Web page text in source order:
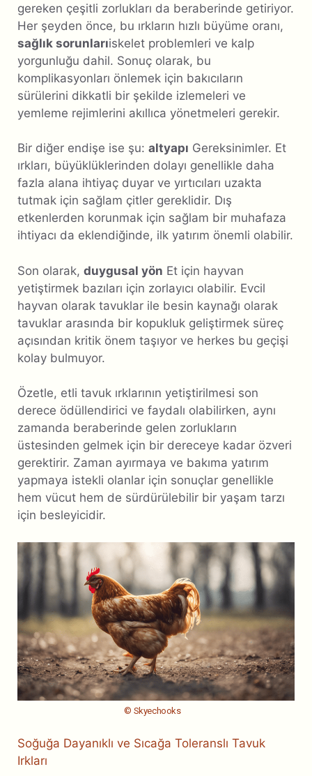
gereken çeşitli zorlukları da beraberinde getiriyor.
Her şeyden önce, bu ırkların hızlı büyüme oranı,
sağlık sorunlarıiskelet problemleri ve kalp
yorgunluğu dahil. Sonuç olarak, bu
komplikasyonları önlemek için bakıcıların
sürülerini dikkatli bir şekilde izlemeleri ve
yemleme rejimlerini akıllıca yönetmeleri gerekir.
Bir diğer endişe ise şu: altyapı Gereksinimler. Et
ırkları, büyüklüklerinden dolayı genellikle daha
fazla alana ihtiyaç duyar ve yırtıcıları uzakta
tutmak için sağlam çitler gereklidir. Dış
etkenlerden korunmak için sağlam bir muhafaza
ihtiyacı da eklendiğinde, ilk yatırım önemli olabilir.
Son olarak, duygusal yön Et için hayvan
yetiştirmek bazıları için zorlayıcı olabilir. Evcil
hayvan olarak tavuklar ile besin kaynağı olarak
tavuklar arasında bir kopukluk geliştirmek süreç
açısından kritik önem taşıyor ve herkes bu geçişi
kolay bulmuyor.
Özetle, etli tavuk ırklarının yetiştirilmesi son
derece ödüllendirici ve faydalı olabilirken, aynı
zamanda beraberinde gelen zorlukların
üstesinden gelmek için bir dereceye kadar özveri
gerektirir. Zaman ayırmaya ve bakıma yatırım
yapmaya istekli olanlar için sonuçlar genellikle
hem vücut hem de sürdürülebilir bir yaşam tarzı
için besleyicidir.
© Skyechooks
Soğuğa Dayanıklı ve Sıcağa Toleranslı Tavuk
Irkları